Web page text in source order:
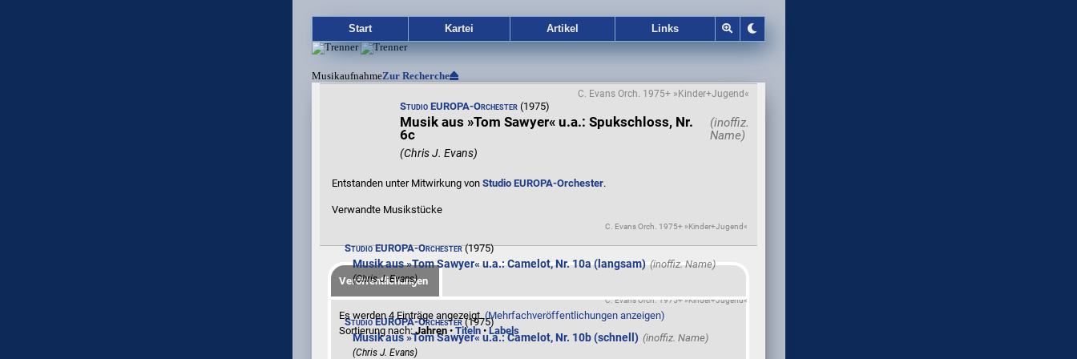
Start Kartei Artikel Links
MusikaufnahmeZur Recherche
C. Evans Orch. 1975+ »Kinder+Jugend«
Studio EUROPA-Orchester (1975)
Musik aus »Tom Sawyer« u.a.: Spukschloss, Nr.
6c
(Chris J. Evans)
Entstanden unter Mitwirkung vonStudio EUROPA-Orchester.
Verwandte Musikstücke
C. Evans Orch. 1975+ »Kinder+Jugend«
Studio EUROPA-Orchester(1975)
Musik aus »Tom Sawyer« u.a.: Camelot, Nr. 10a (langsam)
(Chris J. Evans)
C. Evans Orch. 1975+ »Kinder+Jugend«
Studio EUROPA-Orchester(1975)
Musik aus »Tom Sawyer« u.a.: Camelot, Nr. 10b (schnell)
(Chris J. Evans)
Veröffentlichungen
Es werden 4 Einträge angezeigt.(Mehrfachveröffentlichungen anzeigen)
Sortierung nach:Jahren •Titeln •Labels